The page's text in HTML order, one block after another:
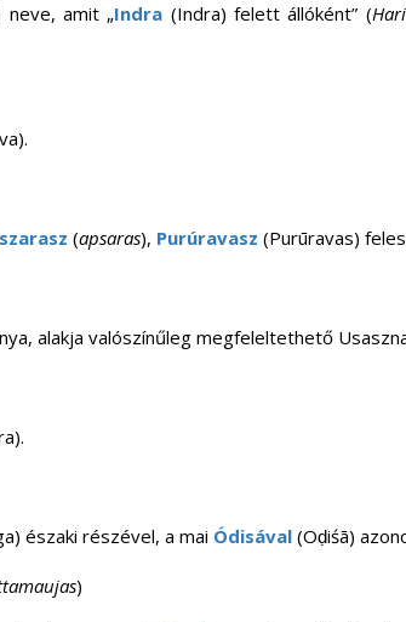
neve, amit „Indra (Indra) felett állóként” (
(apsaras), Purúravasz (Purūravas)
alakja valószínűleg megfeleltethető
északi részével, a mai Ódisával (Oḍiśā)
)